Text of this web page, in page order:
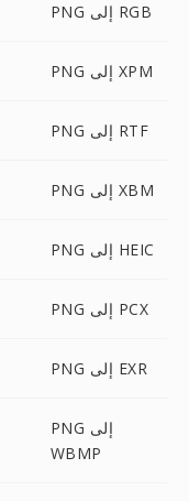
PNG إلى RGB
PNG إلى XPM
PNG إلى RTF
PNG إلى XBM
PNG إلى HEIC
PNG إلى PCX
PNG إلى EXR
PNG إلى
WBMP